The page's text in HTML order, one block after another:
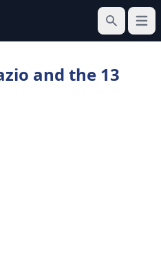
Search
and the 13